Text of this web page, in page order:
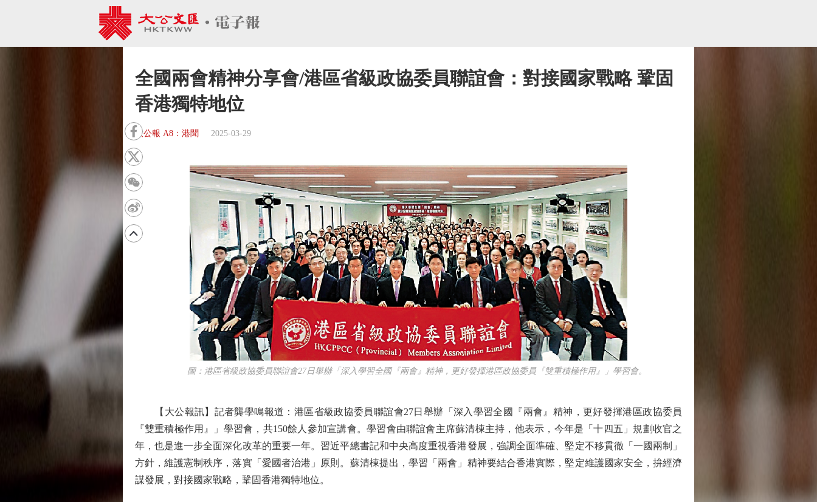
全國兩會精神分享會/港區省級政協委員聯誼會：對接國家戰略 鞏固
香港獨特地位
大公報 A8：港聞 2025-03-29
圖：港區省級政協委員聯誼會27日舉辦「深入學習全國『兩會』精神，更好發揮港區政協委員『雙重積極作用』」學習會。
【大公報訊】記者龔學鳴報道：港區省級政協委員聯誼會27日舉辦「深入學習全國『兩會』精神，更好發揮港區政協委員
『雙重積極作用』」學習會，共150餘人參加宣講會。學習會由聯誼會主席蘇清棟主持，他表示，今年是「十四五」規劃收官之
年，也是進一步全面深化改革的重要一年。習近平總書記和中央高度重視香港發展，強調全面準確、堅定不移貫徹「一國兩制」
方針，維護憲制秩序，落實「愛國者治港」原則。蘇清棟提出，學習「兩會」精神要結合香港實際，堅定維護國家安全，拚經濟
謀發展，對接國家戰略，鞏固香港獨特地位。